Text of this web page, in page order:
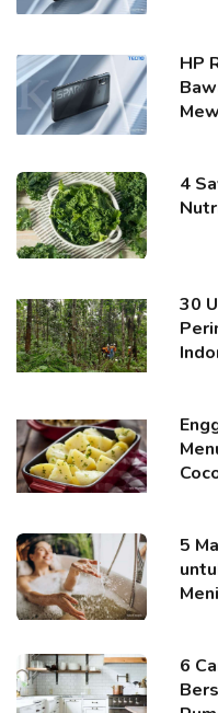
HP
4
30
5
6